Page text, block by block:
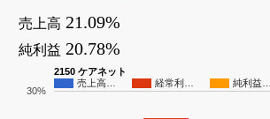
売上高 21.09%
純利益 20.78%
2150 ケアネット
売上高…
経常利… 純利益…
30%